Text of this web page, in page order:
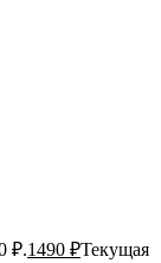
₽.1490 ₽Текущая